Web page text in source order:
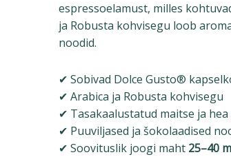
espressoelamust, milles
ja Robusta kohvisegu loob
noodid.
✔ Sobivad Dolce Gusto®
✔ Arabica ja Robusta kohvisegu
✔ Tasakaalustatud maitse ja
✔ Puuviljased ja šokolaadised
✔ Soovituslik joogi maht 25–40